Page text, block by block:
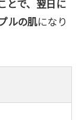
とで、翌日に
ルの肌になり